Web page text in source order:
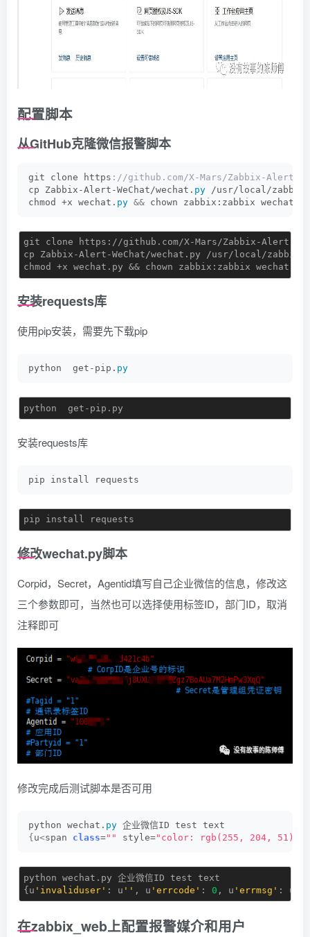
配置脚本
从GitHub克隆微信报警脚本
git clone https ://github.com/X-Mars/Zabbix-Alert-
cp Zabbix-Alert-WeChat/wechat. py /usr/local/
chmod +x wechat. py && chown zabbix:zabbix wechat.
git clone https://github.com/X-Mars/Zabbix-Alert-
cp Zabbix-Alert-WeChat/wechat.py /usr/local/
chmod +x wechat.py && chown zabbix:zabbix wechat.py
安装requests库
使用pip安装，需要先下载pip
python  get-pip. py
python  get-pip.py
安装requests库
pip install requests
pip install requests
修改wechat.py脚本
Corpid，Secret，Agentid填写自己企业微信的信息，修改这
三个参数即可，当然也可以选择使用标签ID，部门ID，取消
注释即可
修改完成后测试脚本是否可用
python wechat. py 企业微信ID test text
{ u<span class="" style="color: rgb(255, 204, 51);"
python wechat.py 企业微信ID test text
{u 'invaliduser' : u '' , u 'errcode' : 0 , u 'errmsg' : u
在zabbix_web上配置报警媒介和用户